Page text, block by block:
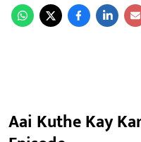
Aai Kuthe Kay